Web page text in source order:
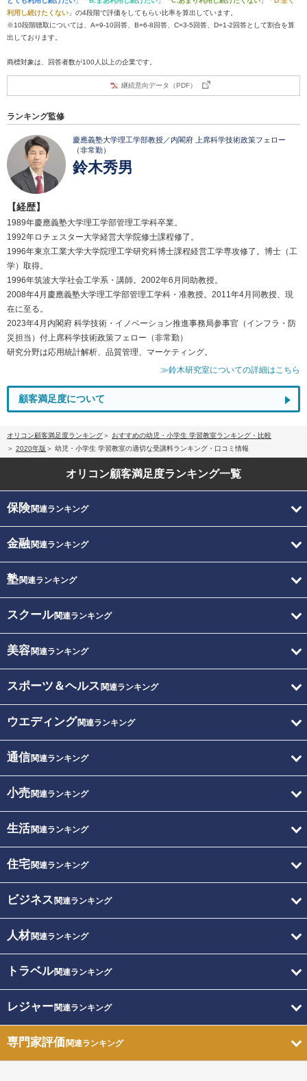
利用し続けたくない 」の4段階で評価をしてもらい比率を算出しています。
※10段階聴取については、A=9-10回答、B=6-8回答、C=3-5回答、D=1-2回答として割合を算
出しております。
商標対象は、回答者数が100人以上の企業です。
継続意向データ（PDF）
ランキング監修
慶應義塾大学理工学部教授／内閣府 上席科学技術政策フェロー
（非常勤）
鈴木秀男
【経歴】
1989年慶應義塾大学理工学部管理工学科卒業。
1992年ロチェスター大学経営大学院修士課程修了。
1996年東京工業大学大学院理工学研究科博士課程経営工学専攻修了。博士（工
学）取得。
1996年筑波大学社会工学系・講師。2002年6月同助教授。
2008年4月慶應義塾大学理工学部管理工学科・准教授。2011年4月同教授、現
在に至る。
2023年4月内閣府 科学技術・イノベーション推進事務局参事官（インフラ・防
災担当）付上席科学技術政策フェロー（非常勤）
研究分野は応用統計解析、品質管理、マーケティング。
≫鈴木研究室についての詳細はこちら
顧客満足度について
オリコン顧客満足度ランキング
おすすめの幼児・小学生 学習教室ランキング・比較
2020年版
幼児・小学生 学習教室の適切な受講料ランキング・口コミ情報
オリコン顧客満足度ランキング一覧
保険関連ランキング
金融関連ランキング
塾関連ランキング
スクール関連ランキング
美容関連ランキング
スポーツ＆ヘルス 関連ランキング
ウエディング関連ランキング
通信関連ランキング
小売関連ランキング
生活関連ランキング
住宅関連ランキング
ビジネス 関連ランキング
人材関連ランキング
トラベル関連ランキング
レジャー関連ランキング
専門家評価関連ランキング